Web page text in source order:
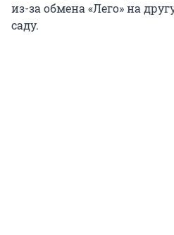
из-за обмена «Лего» на
саду.